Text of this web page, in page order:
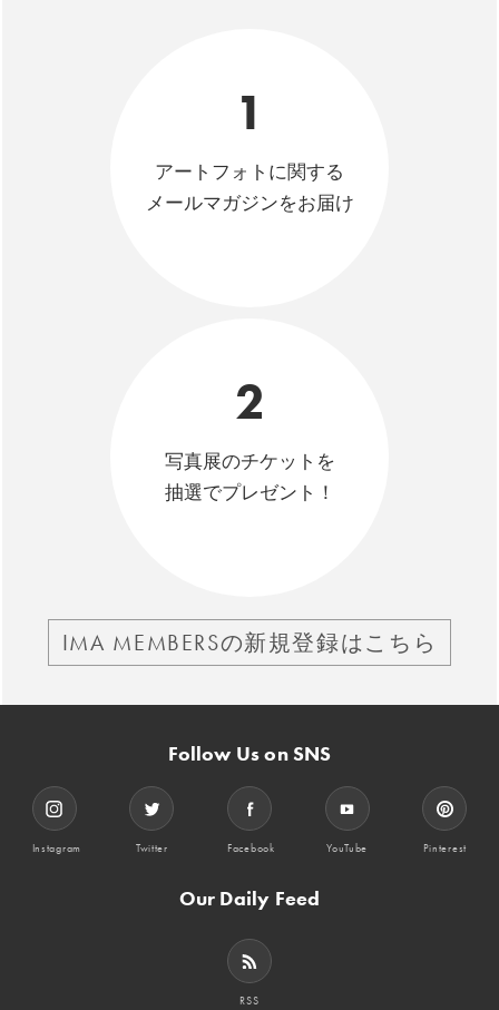
1
アートフォトに関する
メールマガジンをお届け
2
写真展のチケットを
抽選でプレゼント！
IMA MEMBERSの新規登録はこちら
Follow Us on SNS
Instagram Twitter Facebook YouTube Pinterest
Our Daily Feed
RSS